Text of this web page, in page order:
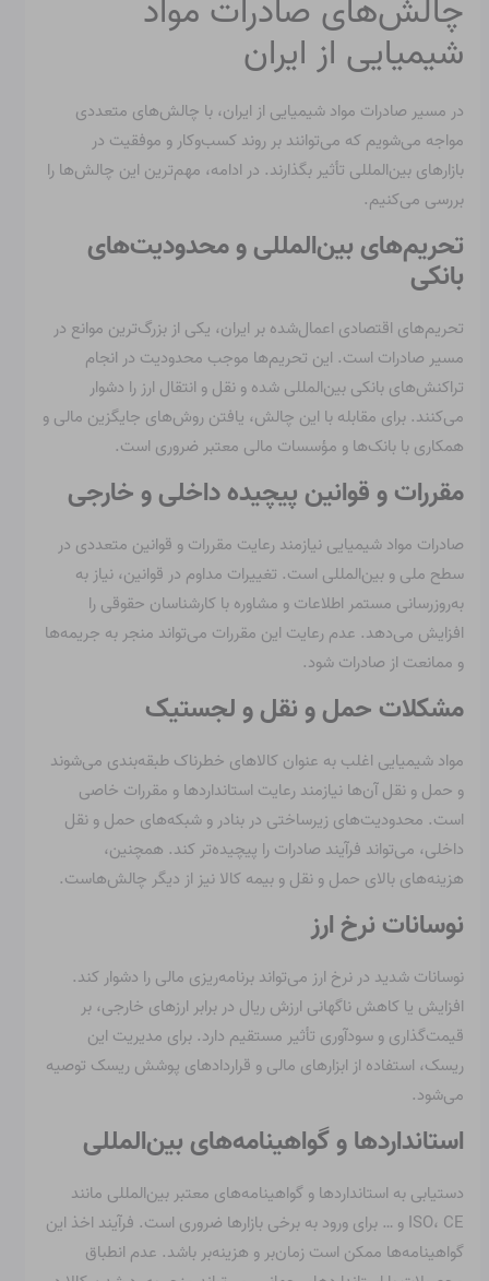
چالش‌های صادرات مواد
شیمیایی از ایران
در مسیر صادرات مواد شیمیایی از ایران، با چالش‌های متعددی
مواجه می‌شویم که می‌توانند بر روند کسب‌وکار و موفقیت در
بازارهای بین‌المللی تأثیر بگذارند. در ادامه، مهم‌ترین این چالش‌ها را
بررسی می‌کنیم.
تحریم‌های بین‌المللی و محدودیت‌های
بانکی
تحریم‌های اقتصادی اعمال‌شده بر ایران، یکی از بزرگ‌ترین موانع در
مسیر صادرات است. این تحریم‌ها موجب محدودیت در انجام
تراکنش‌های بانکی بین‌المللی شده و نقل و انتقال ارز را دشوار
می‌کنند. برای مقابله با این چالش، یافتن روش‌های جایگزین مالی و
همکاری با بانک‌ها و مؤسسات مالی معتبر ضروری است.
مقررات و قوانین پیچیده داخلی و خارجی
صادرات مواد شیمیایی نیازمند رعایت مقررات و قوانین متعددی در
سطح ملی و بین‌المللی است. تغییرات مداوم در قوانین، نیاز به
به‌روزرسانی مستمر اطلاعات و مشاوره با کارشناسان حقوقی را
افزایش می‌دهد. عدم رعایت این مقررات می‌تواند منجر به جریمه‌ها
و ممانعت از صادرات شود.
مشکلات حمل و نقل و لجستیک
مواد شیمیایی اغلب به عنوان کالاهای خطرناک طبقه‌بندی می‌شوند
و حمل و نقل آن‌ها نیازمند رعایت استانداردها و مقررات خاصی
است. محدودیت‌های زیرساختی در بنادر و شبکه‌های حمل و نقل
داخلی، می‌تواند فرآیند صادرات را پیچیده‌تر کند. همچنین،
هزینه‌های بالای حمل و نقل و بیمه کالا نیز از دیگر چالش‌هاست.
نوسانات نرخ ارز
نوسانات شدید در نرخ ارز می‌تواند برنامه‌ریزی مالی را دشوار کند.
افزایش یا کاهش ناگهانی ارزش ریال در برابر ارزهای خارجی، بر
قیمت‌گذاری و سودآوری تأثیر مستقیم دارد. برای مدیریت این
ریسک، استفاده از ابزارهای مالی و قراردادهای پوشش ریسک توصیه
می‌شود.
استانداردها و گواهینامه‌های بین‌المللی
دستیابی به استانداردها و گواهینامه‌های معتبر بین‌المللی مانند
ISO، CE و … برای ورود به برخی بازارها ضروری است. فرآیند اخذ این
گواهینامه‌ها ممکن است زمان‌بر و هزینه‌بر باشد. عدم انطباق